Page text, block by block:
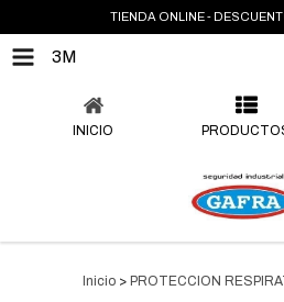
TIENDA ONLINE -
3M
INICIO
Inicio > PROTECCION